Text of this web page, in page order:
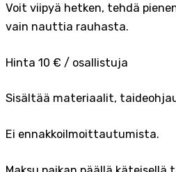
Voit viipyä hetken, tehdä
vain nauttia rauhasta.
Hinta 10 € / osallistuja
Sisältää materiaalit,
Ei ennakkoilmoittautumista.